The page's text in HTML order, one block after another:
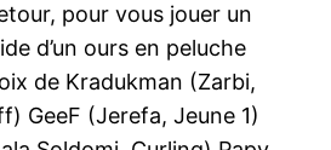
pour vous jouer un
d’un ours en peluche
de Kradukman (Zarbi,
GeeF (Jerefa, Jeune 1)